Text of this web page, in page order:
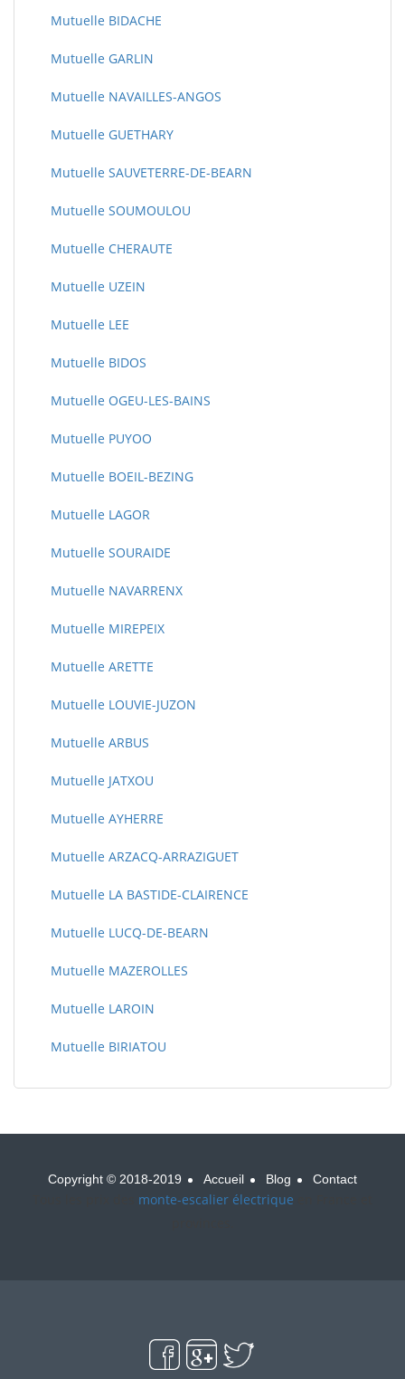
Mutuelle BIDACHE
Mutuelle GARLIN
Mutuelle NAVAILLES-ANGOS
Mutuelle GUETHARY
Mutuelle SAUVETERRE-DE-BEARN
Mutuelle SOUMOULOU
Mutuelle CHERAUTE
Mutuelle UZEIN
Mutuelle LEE
Mutuelle BIDOS
Mutuelle OGEU-LES-BAINS
Mutuelle PUYOO
Mutuelle BOEIL-BEZING
Mutuelle LAGOR
Mutuelle SOURAIDE
Mutuelle NAVARRENX
Mutuelle MIREPEIX
Mutuelle ARETTE
Mutuelle LOUVIE-JUZON
Mutuelle ARBUS
Mutuelle JATXOU
Mutuelle AYHERRE
Mutuelle ARZACQ-ARRAZIGUET
Mutuelle LA BASTIDE-CLAIRENCE
Mutuelle LUCQ-DE-BEARN
Mutuelle MAZEROLLES
Mutuelle LAROIN
Mutuelle BIRIATOU
Copyright © 2018-2019 Accueil Blog Contact
monte-escalier électrique